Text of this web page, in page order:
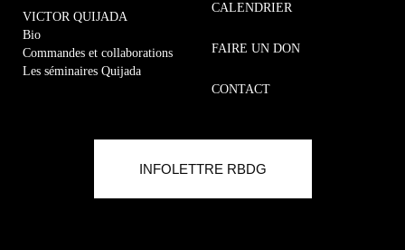
VICTOR QUIJADA
Bio
Commandes et collaborations
Les séminaires Quijada
CALENDRIER
FAIRE UN DON
CONTACT
INFOLETTRE RBDG